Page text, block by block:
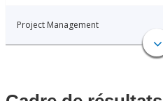
Project Management